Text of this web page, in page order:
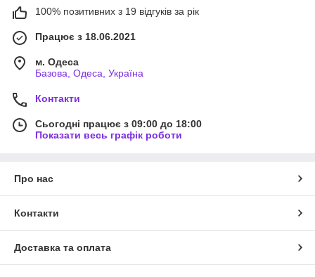
100% позитивних з 19 відгуків за рік
Працює з 18.06.2021
м. Одеса
Базова, Одеса, Україна
Контакти
Сьогодні працює з 09:00 до 18:00
Показати весь графік роботи
Про нас
Контакти
Доставка та оплата